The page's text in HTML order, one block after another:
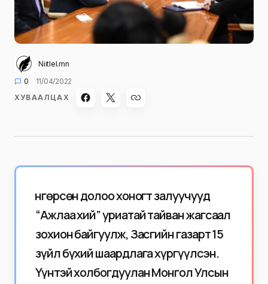
Niitlel.mn
0
11/04/2022
ХУВААЛЦАХ
Өнгөрсөн долоо хоногт залуучууд
“Ажлаа хий” уриатай тайван жагсаал
зохион байгуулж, Засгийн газарт 15
зүйл бүхий шаардлага хүргүүлсэн.
Үүнтэй холбогдуулан Монгол Улсын